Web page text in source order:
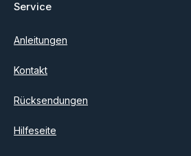
Service
Anleitungen
Kontakt
Rücksendungen
Hilfeseite